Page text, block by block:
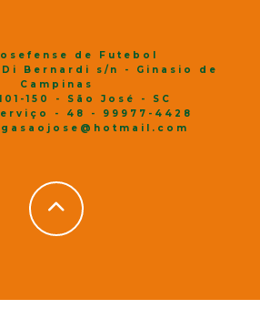
de Futebol
Di Bernardi s/n - Ginasio de
Campinas
150 - São José - SC
- 48 - 99977-4428